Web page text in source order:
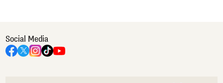
Social Media